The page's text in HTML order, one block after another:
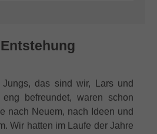
Jungs, das sind wir, Lars und
befreundet, waren schon
nach Neuem, nach Ideen und
Wir hatten im Laufe der Jahre